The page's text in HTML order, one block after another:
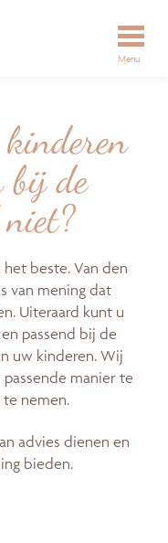
Menu
bij de
beste. Van den
van mening dat
Uiteraard kunt u
passend bij de
uw kinderen. Wij
manier te
nemen.
advies dienen en
bieden.